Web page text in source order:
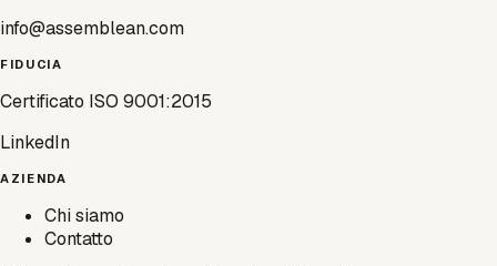
info@assemblean.com
FIDUCIA
Certificato ISO 9001:2015
LinkedIn
AZIENDA
Chi siamo
Contatto